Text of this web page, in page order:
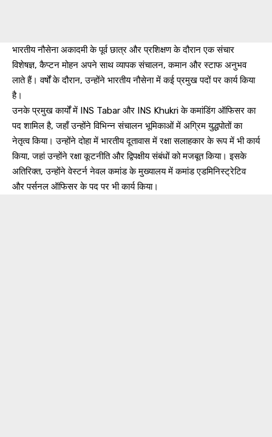
भारतीय नौसेना अकादमी के पूर्व छात्र और प्रशिक्षण के दौरान एक संचार
विशेषज्ञ, कैप्टन मोहन अपने साथ व्यापक संचालन, कमान और स्टाफ अनुभव
लाते हैं। वर्षों के दौरान, उन्होंने भारतीय नौसेना में कई प्रमुख पदों पर कार्य किया
है।
उनके प्रमुख कार्यों में INS Tabar और INS Khukri के कमांडिंग ऑफिसर का
पद शामिल है, जहाँ उन्होंने विभिन्न संचालन भूमिकाओं में अग्रिम युद्धपोतों का
नेतृत्व किया। उन्होंने दोहा में भारतीय दूतावास में रक्षा सलाहकार के रूप में भी कार्य
किया, जहां उन्होंने रक्षा कूटनीति और द्विपक्षीय संबंधों को मजबूत किया। इसके
अतिरिक्त, उन्होंने वेस्टर्न नेवल कमांड के मुख्यालय में कमांड एडमिनिस्ट्रेटिव
और पर्सनल ऑफिसर के पद पर भी कार्य किया।